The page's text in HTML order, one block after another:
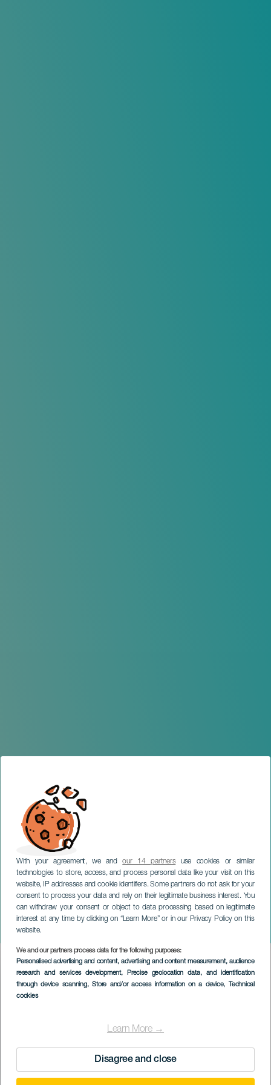
With your agreement, we andour 14 partnersuse cookies or similar
technologies to store, access, and process personal data like your visit on this
website, IP addresses and cookie identifiers. Some partners do not ask for your
consent to process your data and rely on their legitimate business interest. You
can withdraw your consent or object to data processing based on legitimate
interest at any time by clicking on “Learn More” or in our Privacy Policy on this
website.
We and our partners process data for the following purposes:
Personalised advertising and content, advertising and content measurement, audience
research and services development, Precise geolocation data, and identification
through device scanning, Store and/or access information on a device, Technical
cookies
Learn More →
Disagree and close
Feste von Las Marías
GRAN CANARIA
Imagen
Listado